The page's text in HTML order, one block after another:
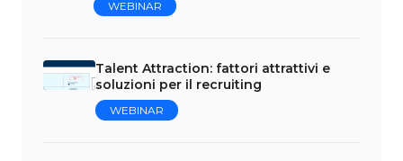
WEBINAR
Talent Attraction: fattori attrattivi e
soluzioni per il recruiting
WEBINAR